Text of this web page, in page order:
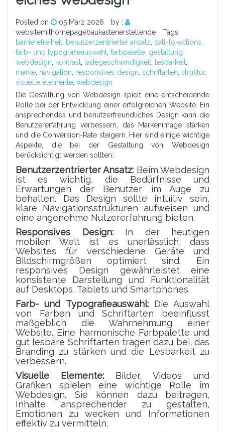
Posted on 05 März 2026
by :
websitemithomepagebaukastenerstellende
Tags:
barrierefreiheit, benutzerzentrierter ansatz, call-to-actions,
farb- und typografieauswahl, farbpalette, gestaltung
webdesign, kontrast, ladegeschwindigkeit, lesbarkeit,
marke, navigation, responsives design, schriftarten, struktur,
visuelle elemente, webdesign
Die Gestaltung von Webdesign spielt eine entscheidende
Rolle bei der Entwicklung einer erfolgreichen Website. Ein
ansprechendes und benutzerfreundliches Design kann die
Benutzererfahrung verbessern, das Markenimage stärken
und die Conversion-Rate steigern. Hier sind einige wichtige
Aspekte, die bei der Gestaltung von Webdesign
berücksichtigt werden sollten:
Benutzerzentrierter Ansatz: Beim Webdesign
ist es wichtig, die Bedürfnisse und
Erwartungen der Benutzer im Auge zu
behalten. Das Design sollte intuitiv sein,
klare Navigationsstrukturen aufweisen und
eine angenehme Nutzererfahrung bieten.
Responsives Design:In der heutigen
mobilen Welt ist es unerlässlich, dass
Websites für verschiedene Geräte und
Bildschirmgrößen optimiert sind. Ein
responsives Design gewährleistet eine
konsistente Darstellung und Funktionalität
auf Desktops, Tablets und Smartphones.
Farb- und Typografieauswahl:Die Auswahl
von Farben und Schriftarten beeinflusst
maßgeblich die Wahrnehmung einer
Website. Eine harmonische Farbpalette und
gut lesbare Schriftarten tragen dazu bei, das
Branding zu stärken und die Lesbarkeit zu
verbessern.
Visuelle Elemente: Bilder, Videos und
Grafiken spielen eine wichtige Rolle im
Webdesign. Sie können dazu beitragen,
Inhalte ansprechender zu gestalten,
Emotionen zu wecken und Informationen
effektiv zu vermitteln.